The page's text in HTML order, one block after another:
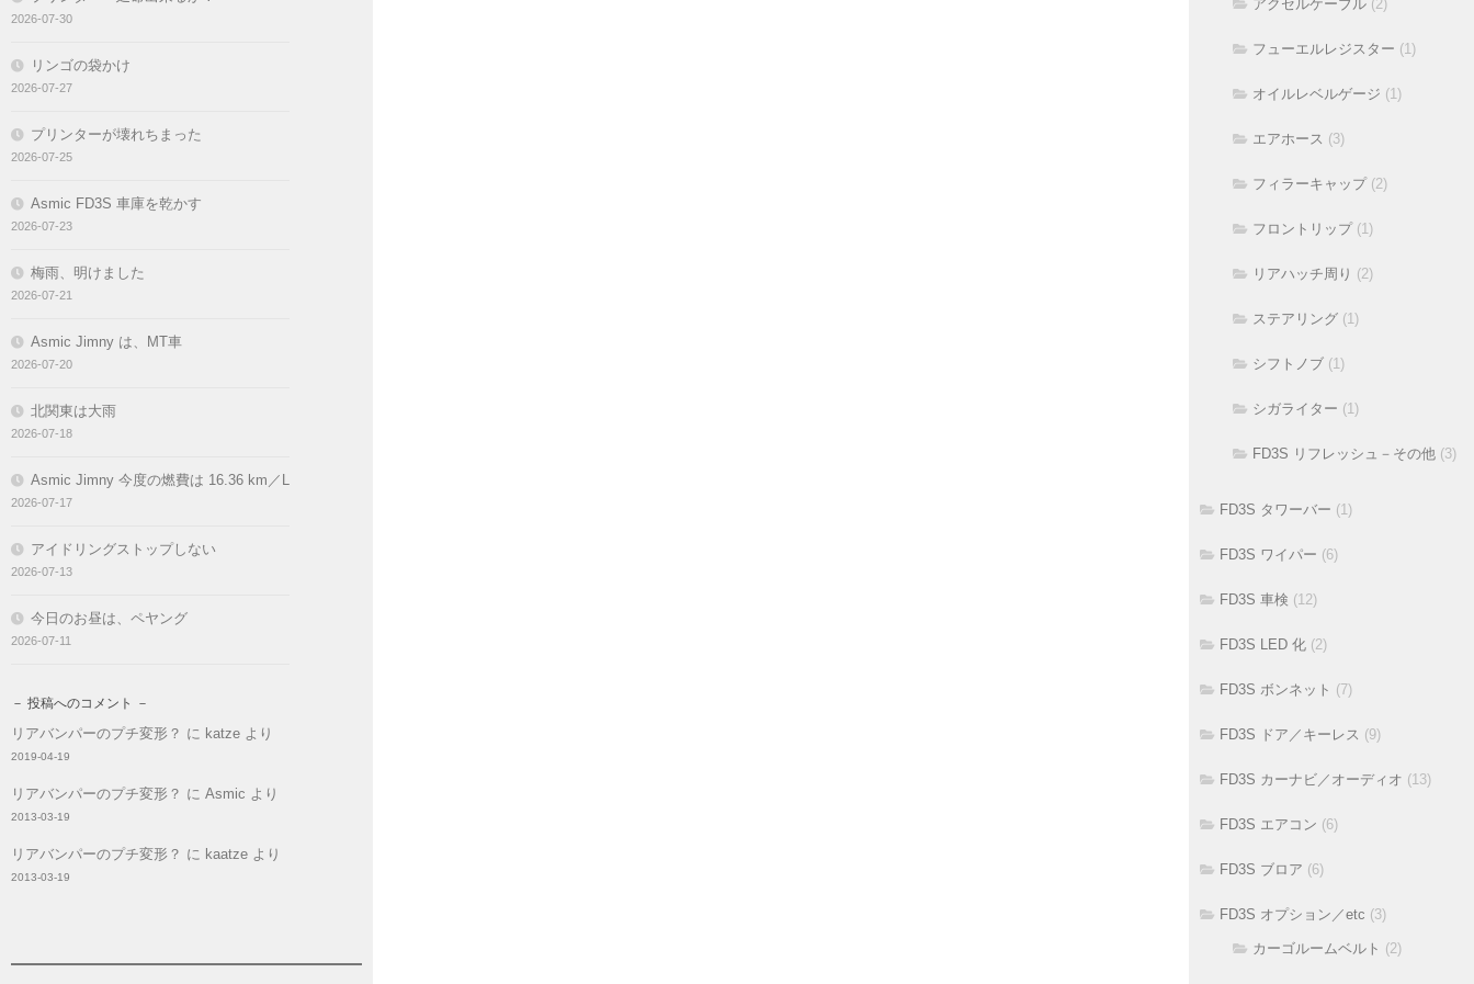
2026-07-30
リンゴの袋かけ
2026-07-27
プリンターが壊れちまった
2026-07-25
Asmic FD3S 車庫を乾かす
2026-07-23
梅雨、明けました
2026-07-21
Asmic Jimny は、MT車
2026-07-20
北関東は大雨
2026-07-18
Asmic Jimny 今度の燃費は 16.36 km／L
2026-07-17
アイドリングストップしない
2026-07-13
今日のお昼は、ペヤング
2026-07-11
－ 投稿へのコメント －
リアバンパーのプチ変形？ に katze より
2019-04-19
リアバンパーのプチ変形？ に Asmic より
2013-03-19
リアバンパーのプチ変形？ に kaatze より
2013-03-19
アクセルケーブル (2)
フューエルレジスター (1)
オイルレベルゲージ (1)
エアホース (3)
フィラーキャップ(2)
フロントリップ(1)
リアハッチ周り (2)
ステアリング (1)
シフトノブ (1)
シガライター (1)
FD3S リフレッシュ－その他 (3)
FD3S タワーバー (1)
FD3S ワイパー (6)
FD3S 車検 (12)
FD3S LED 化 (2)
FD3S ボンネット (7)
FD3S ドア／キーレス (9)
FD3S カーナビ／オーディオ (13)
FD3S エアコン (6)
FD3S ブロア (6)
FD3S オプション／etc (3)
カーゴルームベルト (2)